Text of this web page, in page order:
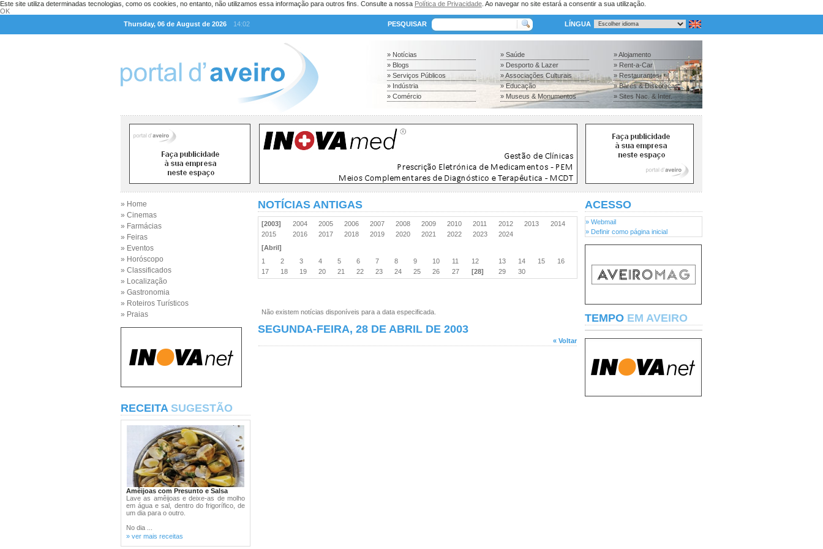
Este site utiliza determinadas tecnologias, como os cookies, no entanto, não utilizamos essa informação para outros fins. Consulte a nossa Política de Privacidade . Ao navegar no site estará a consentir a sua utilização.
OK
Thursday, 06 de August de 2026
14:02 PESQUISAR LÍNGUA
» Notícias
» Blogs
» Serviços Públicos
» Indústria
» Comércio
» Saúde
» Desporto & Lazer
» Associações Culturais
» Educação
» Museus & Monumentos
» Alojamento
» Rent-a-Car
» Restaurantes
» Bares & Discotecas
» Sites Nac. & Inter.
» Home
» Cinemas
» Farmácias
» Feiras
» Eventos
» Horóscopo
» Classificados
» Localização
» Gastronomia
» Roteiros Turísticos
» Praias
RECEITA SUGESTÃO
Amêijoas com Presunto e Salsa
Lave as amêijoas e deixe-as de molho
em água e sal, dentro do frigorífico, de
um dia para o outro.
No dia ...
» ver mais receitas
NOTÍCIAS ANTIGAS
[2003] 2004 2005 2006 2007 2008 2009 2010 2011 2012 2013
2014
2015
2016 2017 2018 2019 2020 2021 2022 2023
2024
[Abril]
1
2 3 4 5 6 7 8 9 10 11 12 13 14 15
16
17
18 19 20 21 22 23 24 25 26 27 [28] 29 30
Não existem notícias disponíveis para a data especificada.
SEGUNDA-FEIRA, 28 DE ABRIL DE 2003
« Voltar
ACESSO
» Webmail
» Definir como página inicial
TEMPO EM AVEIRO